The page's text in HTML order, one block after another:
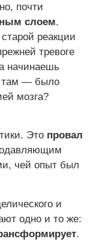
почти
слоем.
реакции
тревоге
начинаешь
там — было
мозга?
Это провал
чей опыт был
и
одно и то же:
.